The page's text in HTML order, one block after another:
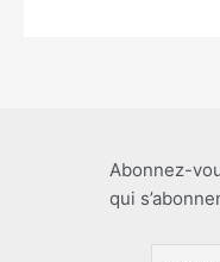
Abonnez-
qui